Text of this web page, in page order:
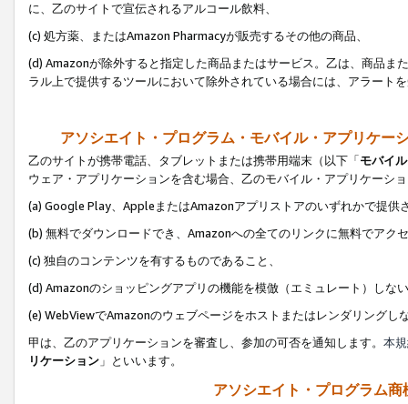
に、乙のサイトで宣伝されるアルコール飲料、
(c) 処方薬、またはAmazon Pharmacyが販売するその他の商品、
(d) Amazonが除外すると指定した商品またはサービス。乙は、商品ま
ラル上で提供するツールにおいて除外されている場合には、アラート
アソシエイト・プログラム・モバイル・アプリケー
乙のサイトが携帯電話、タブレットまたは携帯用端末（以下「モバイ
ウェア・アプリケーションを含む場合、乙のモバイル・アプリケーシ
(a) Google Play、AppleまたはAmazonアプリストアのいずれかで提供
(b) 無料でダウンロードでき、Amazonへの全てのリンクに無料でアク
(c) 独自のコンテンツを有するものであること、
(d) Amazonのショッピングアプリの機能を模倣（エミュレート）しな
(e) WebViewでAmazonのウェブページをホストまたはレンダリングし
甲は、乙のアプリケーションを審査し、参加の可否を通知します。 本
リケーション 」といいます。
アソシエイト・プログラム